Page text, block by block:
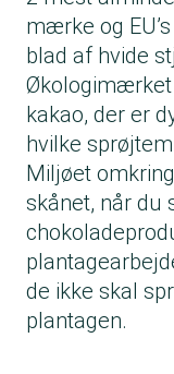
medlemmerne
Ferrero og
med
Blandt
Marabou,
programmet
genoprette
mærke og
blad af hvide
Økologimærket
kakao, der er
hvilke
Miljøet
skånet, når du
de ikke skal
plantagen.